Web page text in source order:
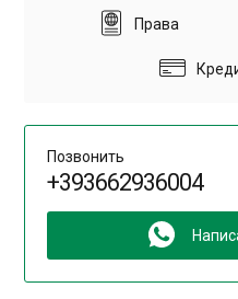
Права
Позвонить
+393662936004